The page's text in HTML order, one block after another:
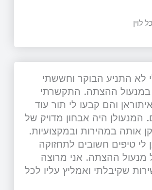
לוין
לא התניע הבוקר וחששתי
במנעול ההצתה. התקשרתי
והם קבעו לי תור עוד
המנעולן היה אבחון מדויק של
אותה במהירות ובמקצועיות.
לי טיפים חשובים לתחזוקה
ההצתה. אני מרוצה
שקיבלתי ואמליץ עליו לכל